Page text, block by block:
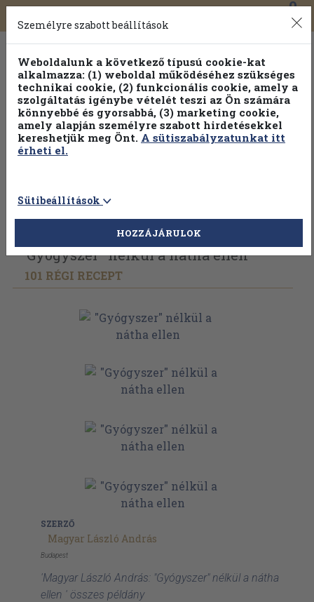
Toggle
navigation
0
Vissza az előző oldalra Válasszon példányt
"Gyógyszer" nélkül a nátha ellen
101 RÉGI RECEPT
SZERZŐ
Magyar László András
Budapest
'Magyar László András: "Gyógyszer" nélkül a nátha
ellen ' összes példány
Személyre szabott beállítások
Weboldalunk a következő típusú cookie-kat
alkalmazza: (1) weboldal működéséhez szükséges
technikai cookie, (2) funkcionális cookie, amely a
szolgáltatás igénybe vételét teszi az Ön számára
könnyebbé és gyorsabbá, (3) marketing cookie,
amely alapján személyre szabott hirdetésekkel
kereshetjük meg Önt. A sütiszabályzatunkat itt
érheti el.
Sütibeállítások
HOZZÁJÁRULOK